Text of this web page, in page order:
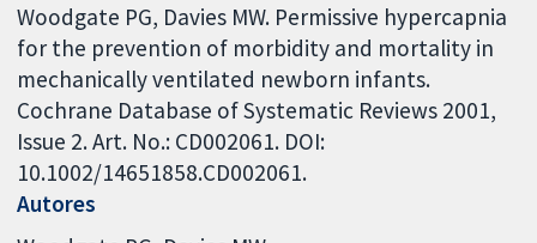
Woodgate PG, Davies MW. Permissive hypercapnia
for the prevention of morbidity and mortality in
mechanically ventilated newborn infants.
Cochrane Database of Systematic Reviews 2001,
Issue 2. Art. No.: CD002061. DOI:
10.1002/14651858.CD002061.
Autores